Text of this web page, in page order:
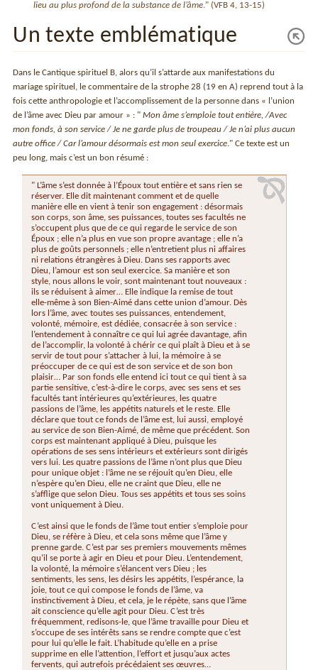
lieu au plus profond de la substance de l’âme." (VFB 4, 13-15)
Un texte emblématique
Dans le Cantique spirituel B, alors qu’il s’attarde aux manifestations du
mariage spirituel, le commentaire de la strophe 28 (19 en A) reprend tout à la
fois cette anthropologie et l’accomplissement de la personne dans « l’union
de l’âme avec Dieu par amour » : "Mon âme s’emploie tout entière, /Avec
mon fonds, à son service / Je ne garde plus de troupeau / Je n’ai plus aucun
autre office / Car l’amour désormais est mon seul exercice." Ce texte est un
peu long, mais c’est un bon résumé :
" L’âme s’est donnée à l’Époux tout entière et sans rien se
réserver. Elle dit maintenant comment et de quelle
manière elle en vient à tenir son engagement : désormais
son corps, son âme, ses puissances, toutes ses facultés ne
s’occupent plus que de ce qui regarde le service de son
Époux ; elle n’a plus en vue son propre avantage ; elle n’a
plus de goûts personnels ; elle n’entretient plus ni affaires
ni relations étrangères à Dieu. Dans ses rapports avec
Dieu, l’amour est son seul exercice. Sa manière et son
style, nous allons le voir, sont maintenant tout nouveaux :
ils se réduisent à aimer… Elle indique la remise de tout
elle-même à son Bien-Aimé dans cette union d’amour. Dès
lors l’âme, avec toutes ses puissances, entendement,
volonté, mémoire, est dédiée, consacrée à son service :
l’entendement à connaître ce qui lui agrée davantage, afin
de l’accomplir, la volonté à chérir ce qui plaît à Dieu et à se
servir de tout pour s’attacher à lui, la mémoire à se
préoccuper de ce qui est de son service et de son bon
plaisir… Par son fonds elle entend ici tout ce qui tient à sa
partie sensitive, c’est-à-dire le corps, avec ses sens et ses
facultés tant intérieures qu’extérieures, les quatre
passions de l’âme, les appétits naturels et le reste. Elle
déclare que tout ce fonds de l’âme est, lui aussi, employé
au service de son Bien-Aimé, de même que précédent. Son
corps est maintenant appliqué à Dieu, puisque les
opérations de ses sens intérieurs et extérieurs sont dirigés
vers lui. Les quatre passions de l’âme n’ont plus que Dieu
pour unique objet : l’âme ne se réjouit qu’en Dieu, elle
n’espère qu’en Dieu, elle ne craint que Dieu, elle ne
s’afflige que selon Dieu. Tous ses appétits et tous ses soins
vont uniquement à Dieu.
C’est ainsi que le fonds de l’âme tout entier s’emploie pour
Dieu, se réfère à Dieu, et cela sons même que l’âme y
prenne garde. C’est par ses premiers mouvements mêmes
qu’il se porte à agir en Dieu et pour Dieu. L’entendement,
la volonté, la mémoire s’élancent vers Dieu ; les
sentiments, les sens, les désirs les appétits, l’espérance, la
joie, tout ce qui compose le fonds de l’âme, va
instinctivement à Dieu, et cela, je le répète, sans que l’âme
ait conscience qu’elle agit pour Dieu. C’est très
fréquemment, redisons-le, que l’âme travaille pour Dieu et
s’occupe de ses intérêts sans se rendre compte que c’est
pour lui qu’elle le fait. L’habitude qu’elle en a prise
supprime en elle l’attention, l’effort et jusqu’aux actes
fervents, qui autrefois précédaient ses œuvres…